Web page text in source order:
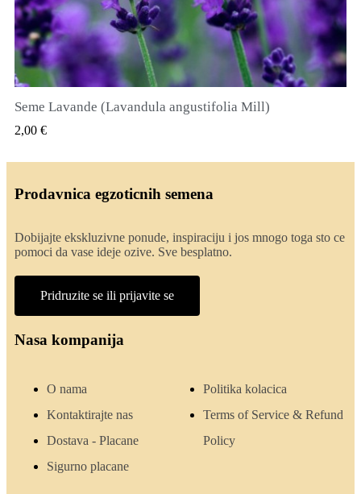
QUICK VIEW
Seme Lavande (Lavandula angustifolia Mill)
2,00 €
Prodavnica egzoticnih semena
Dobijajte ekskluzivne ponude, inspiraciju i jos mnogo toga sto ce
pomoci da vase ideje ozive. Sve besplatno.
Pridruzite se ili prijavite se
Nasa kompanija
O nama
Kontaktirajte nas
Dostava - Placane
Sigurno placane
Politika kolacica
Terms of Service & Refund
Policy